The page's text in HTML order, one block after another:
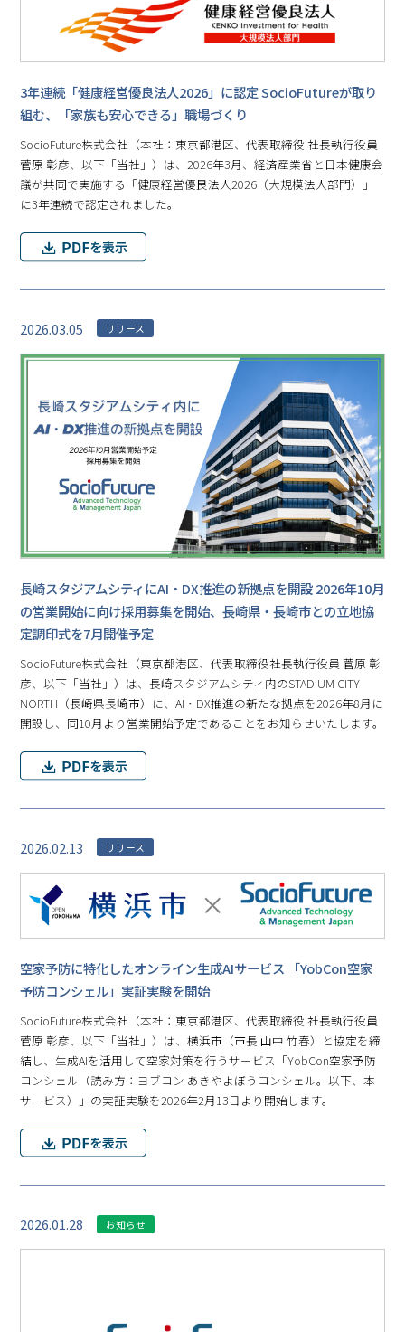
3年連続「健康経営優良法人2026」に認定 SocioFutureが取り
組む、「家族も安心できる」職場づくり
SocioFuture株式会社（本社：東京都港区、代表取締役 社長執行役員
菅原 彰彦、以下「当社」）は、2026年3月、経済産業省と日本健康会
議が共同で実施する「健康経営優良法人2026（大規模法人部門）」
に3年連続で認定されました。
2026.03.05 リリース
長崎スタジアムシティにAI・DX推進の新拠点を開設 2026年10月
の営業開始に向け採用募集を開始、長崎県・長崎市との立地協
定調印式を7月開催予定
SocioFuture株式会社（東京都港区、代表取締役社長執行役員 菅原 彰
彦、以下「当社」）は、長崎スタジアムシティ内のSTADIUM CITY
NORTH（長崎県長崎市）に、AI・DX推進の新たな拠点を2026年8月に
開設し、同10月より営業開始予定であることをお知らせいたします。
2026.02.13 リリース
空家予防に特化したオンライン生成AIサービス 「YobCon空家
予防コンシェル」実証実験を開始
SocioFuture株式会社（本社：東京都港区、代表取締役 社長執行役員
菅原 彰彦、以下「当社」）は、横浜市（市長 山中 竹春）と協定を締
結し、生成AIを活用して空家対策を行うサービス「YobCon空家予防
コンシェル（読み方：ヨブコン あきやよぼうコンシェル。以下、本
サービス）」の実証実験を2026年2月13日より開始します。
2026.01.28 お知らせ